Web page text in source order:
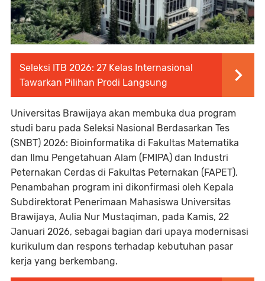
Seleksi ITB 2026: 27 Kelas Internasional
Tawarkan Pilihan Prodi Langsung
Universitas Brawijaya akan membuka dua program
studi baru pada Seleksi Nasional Berdasarkan Tes
(SNBT) 2026: Bioinformatika di Fakultas Matematika
dan Ilmu Pengetahuan Alam (FMIPA) dan Industri
Peternakan Cerdas di Fakultas Peternakan (FAPET).
Penambahan program ini dikonfirmasi oleh Kepala
Subdirektorat Penerimaan Mahasiswa Universitas
Brawijaya, Aulia Nur Mustaqiman, pada Kamis, 22
Januari 2026, sebagai bagian dari upaya modernisasi
kurikulum dan respons terhadap kebutuhan pasar
kerja yang berkembang.